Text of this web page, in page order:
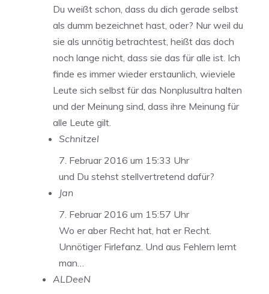
Du weißt schon, dass du dich gerade selbst
als dumm bezeichnet hast, oder? Nur weil du
sie als unnötig betrachtest, heißt das doch
noch lange nicht, dass sie das für alle ist. Ich
finde es immer wieder erstaunlich, wieviele
Leute sich selbst für das Nonplusultra halten
und der Meinung sind, dass ihre Meinung für
alle Leute gilt.
Schnitzel
7. Februar 2016 um 15:33 Uhr
und Du stehst stellvertretend dafür?
Jan
7. Februar 2016 um 15:57 Uhr
Wo er aber Recht hat, hat er Recht.
Unnötiger Firlefanz. Und aus Fehlern lernt
man…
ALDeeN